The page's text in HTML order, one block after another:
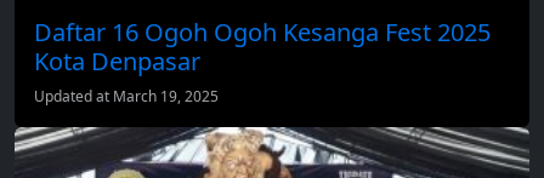
Daftar 16 Ogoh Ogoh Kesanga Fest 2025
Kota Denpasar
Updated at March 19, 2025